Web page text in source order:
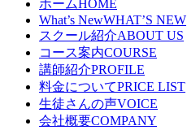
ホームHOME
What’s NewWHAT’S NEW
スクール紹介ABOUT US
コース案内COURSE
講師紹介PROFILE
料金についてPRICE LIST
生徒さんの声VOICE
会社概要COMPANY